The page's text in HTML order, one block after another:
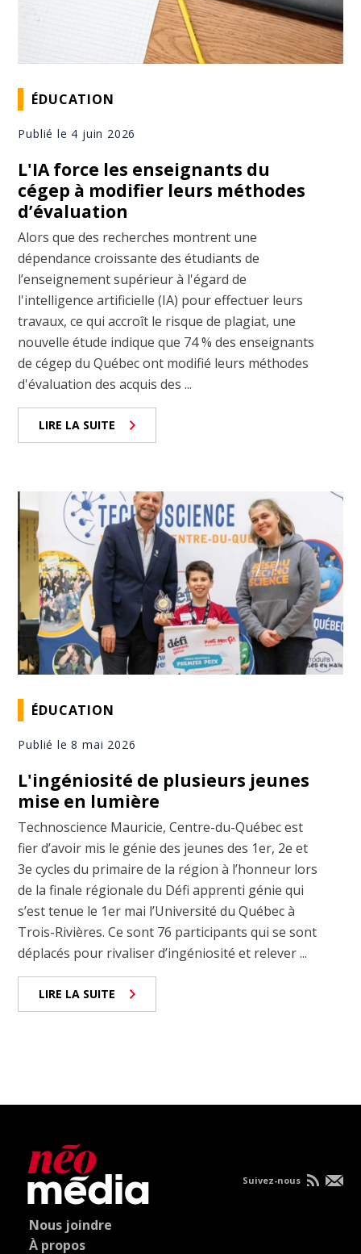
ÉDUCATION
Publié le 4 juin 2026
L'IA force les enseignants du
cégep à modifier leurs méthodes
d’évaluation
Alors que des recherches montrent une
dépendance croissante des étudiants de
l’enseignement supérieur à l'égard de
l'intelligence artificielle (IA) pour effectuer leurs
travaux, ce qui accroît le risque de plagiat, une
nouvelle étude indique que 74 % des enseignants
de cégep du Québec ont modifié leurs méthodes
d'évaluation des acquis des ...
LIRE LA SUITE
ÉDUCATION
Publié le 8 mai 2026
L'ingéniosité de plusieurs jeunes
mise en lumière
Technoscience Mauricie, Centre-du-Québec est
fier d’avoir mis le génie des jeunes des 1er, 2e et
3e cycles du primaire de la région à l’honneur lors
de la finale régionale du Défi apprenti génie qui
s’est tenue le 1er mai l’Université du Québec à
Trois-Rivières. Ce sont 76 participants qui se sont
déplacés pour rivaliser d’ingéniosité et relever ...
LIRE LA SUITE
Nous joindre
À propos
Suivez-nous